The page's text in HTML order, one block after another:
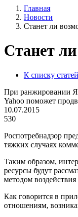
Главная
Новости
Станет ли
Станет
К списку
При ранжировании
Yahoo поможет
10.07.2015
530
Роспотребнадзор
тяжких случаях
Таким образом,
ресурсы будут
методом воздействия
Как говорится в
отношениям,